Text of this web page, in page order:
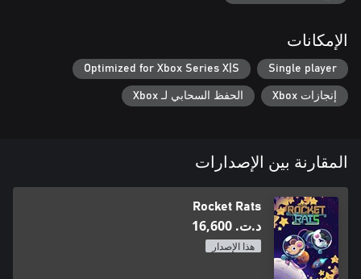
الإمكانات
Single player
Optimized for Xbox Series X|S
إنجازات Xbox الحفظ السحابي لـ Xbox
المقارنة بين الإصدارات
Rocket Rats
د.ت.‏ 16,600
هذا الإصدار